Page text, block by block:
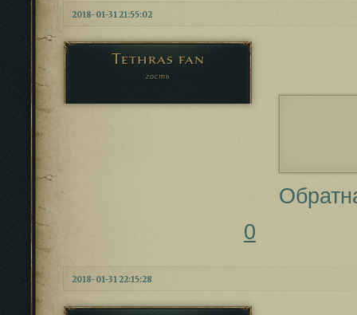
2018-01-31 21:55:02
Tethras fan
гость
0
2018-01-31 22:15:28